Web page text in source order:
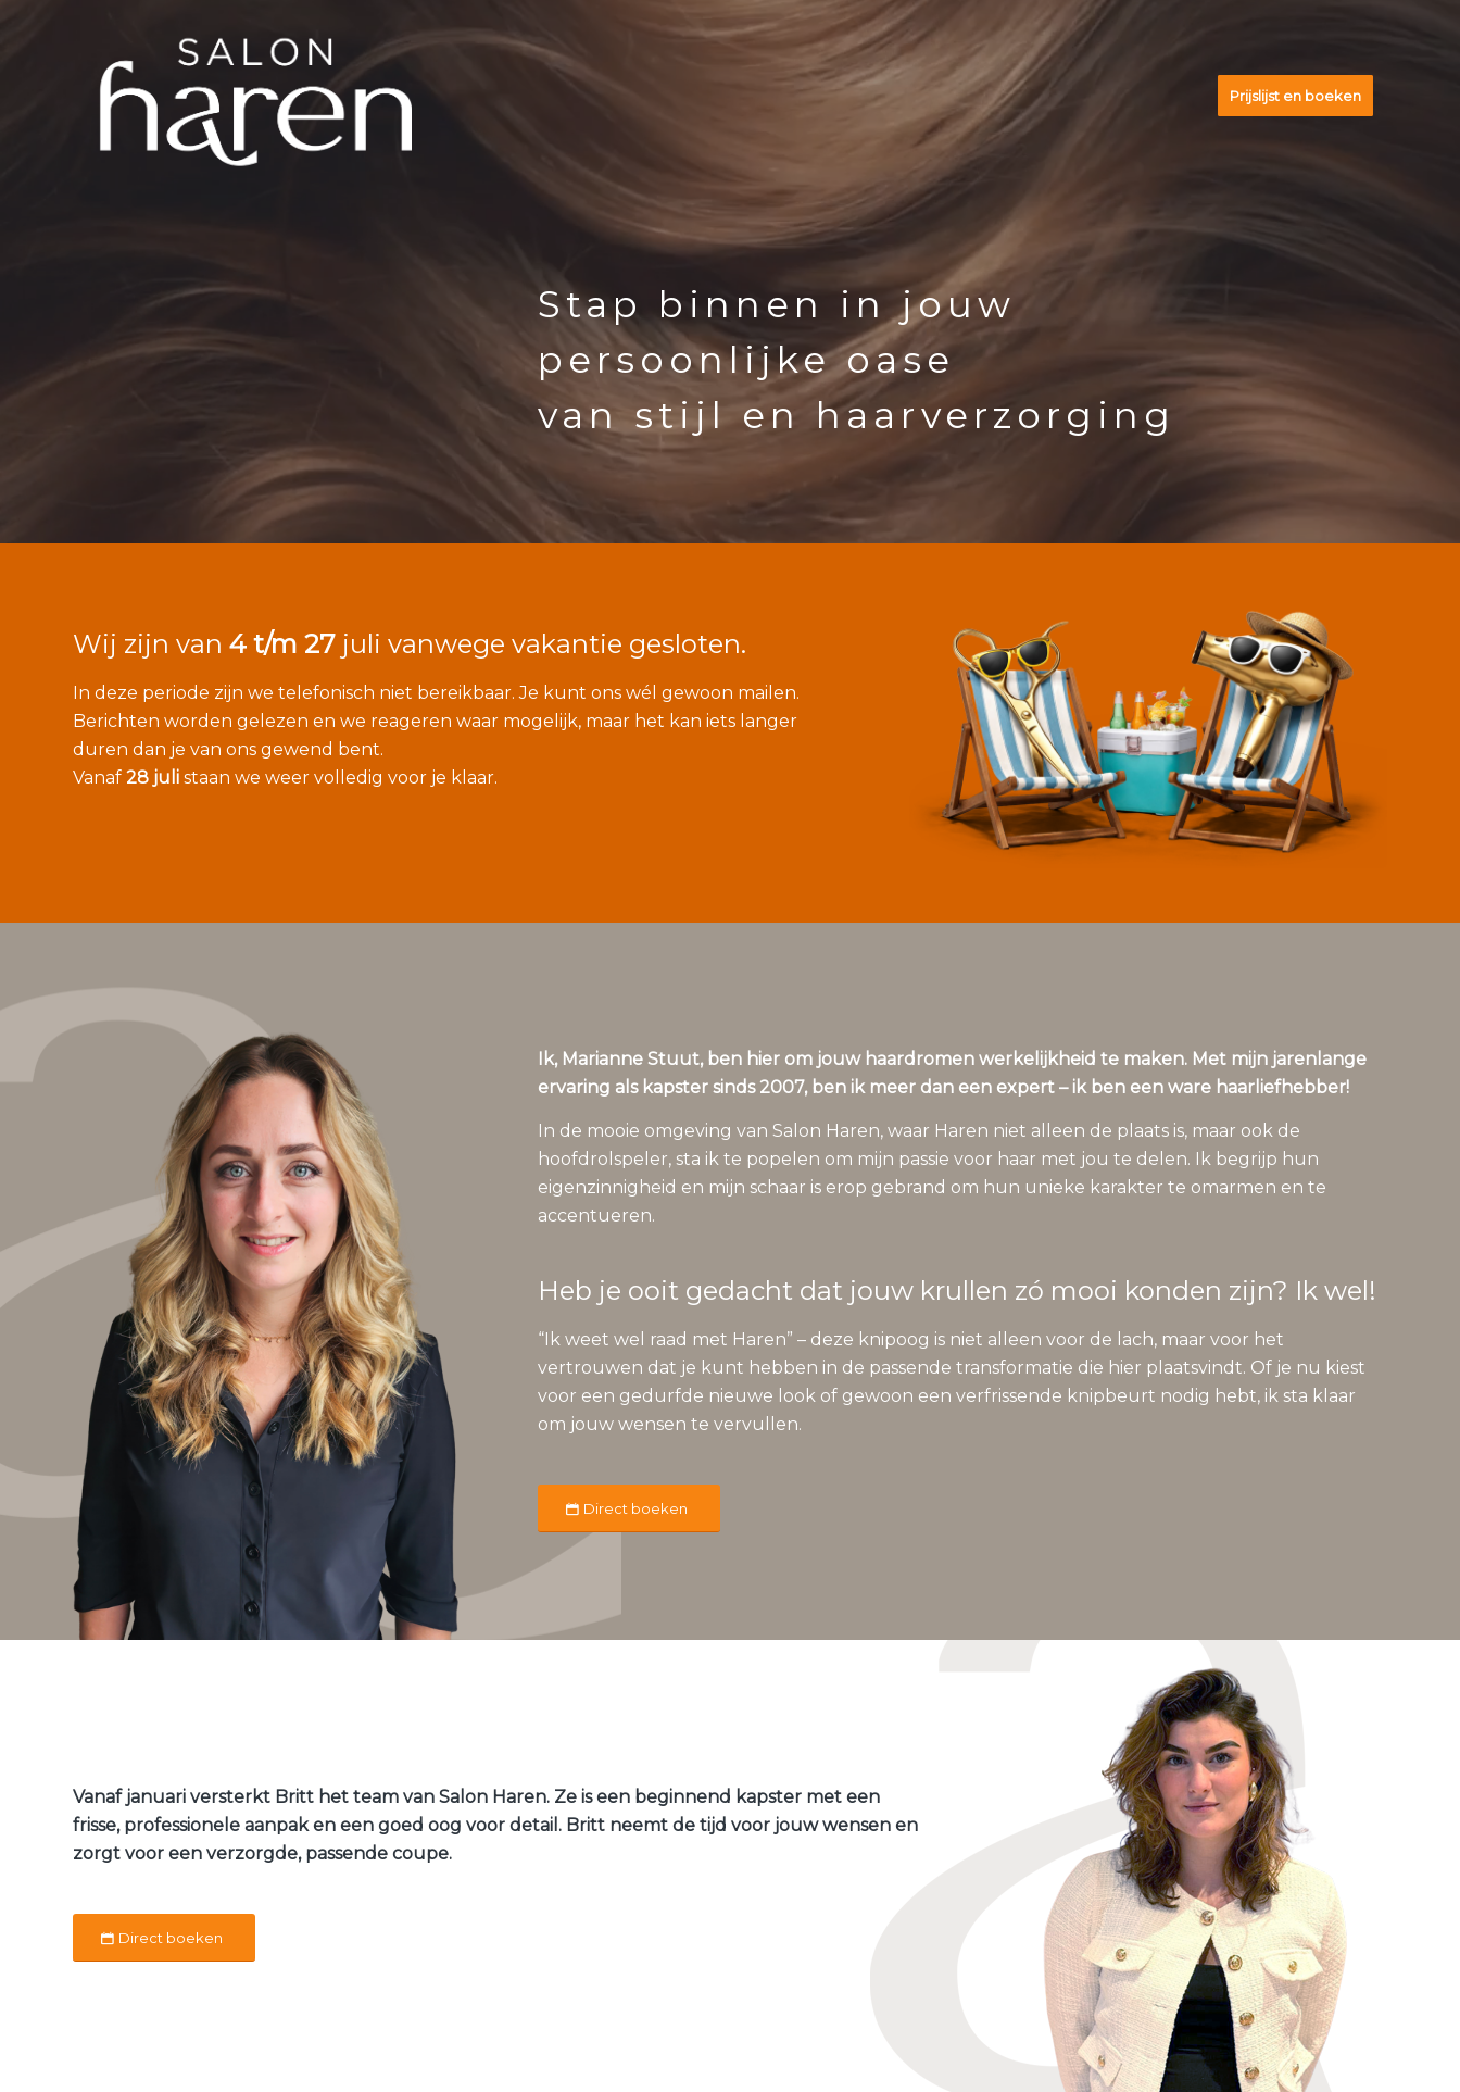
Prijslijst en boeken
Stap binnen in jouw
persoonlijke oase
van stijl en haarverzorging
Wij zijn van 4 t/m 27 juli vanwege vakantie gesloten.
In deze periode zijn we telefonisch niet bereikbaar. Je kunt ons wél gewoon mailen.
Berichten worden gelezen en we reageren waar mogelijk, maar het kan iets langer
duren dan je van ons gewend bent.
Vanaf 28 juli staan we weer volledig voor je klaar.
Ik, Marianne Stuut, ben hier om jouw haardromen werkelijkheid te maken. Met mijn jarenlange
ervaring als kapster sinds 2007, ben ik meer dan een expert – ik ben een ware haarliefhebber!
In de mooie omgeving van Salon Haren, waar Haren niet alleen de plaats is, maar ook de
hoofdrolspeler, sta ik te popelen om mijn passie voor haar met jou te delen. Ik begrijp hun
eigenzinnigheid en mijn schaar is erop gebrand om hun unieke karakter te omarmen en te
accentueren.
Heb je ooit gedacht dat jouw krullen zó mooi konden zijn? Ik wel!
“Ik weet wel raad met Haren” – deze knipoog is niet alleen voor de lach, maar voor het
vertrouwen dat je kunt hebben in de passende transformatie die hier plaatsvindt. Of je nu kiest
voor een gedurfde nieuwe look of gewoon een verfrissende knipbeurt nodig hebt, ik sta klaar
om jouw wensen te vervullen.
Direct boeken
Vanaf januari versterkt Britt het team van Salon Haren. Ze is een beginnend kapster met een
frisse, professionele aanpak en een goed oog voor detail. Britt neemt de tijd voor jouw wensen en
zorgt voor een verzorgde, passende coupe.
Direct boeken